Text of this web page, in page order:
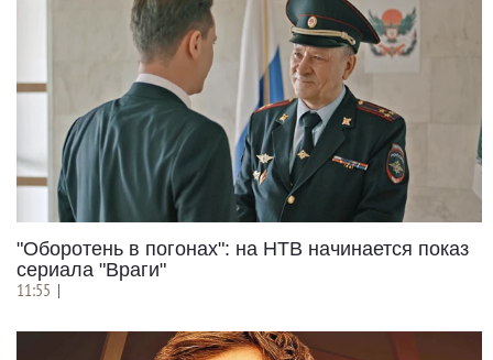
"Оборотень в погонах": на НТВ начинается показ
сериала "Враги"
11:55